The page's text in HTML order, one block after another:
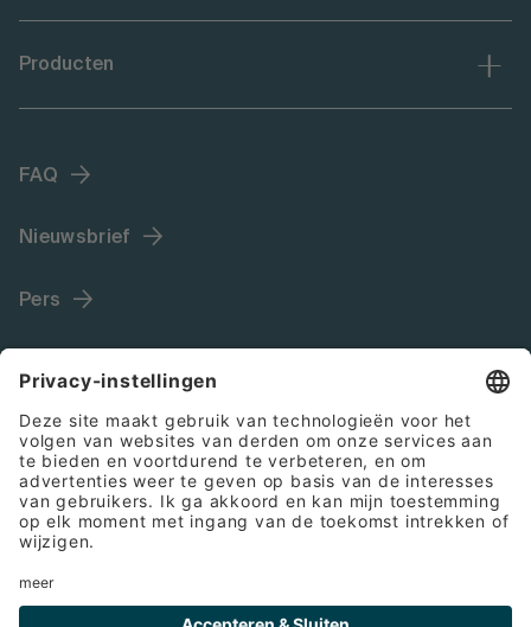
Producten
FAQ
Nieuwsbrief
Pers